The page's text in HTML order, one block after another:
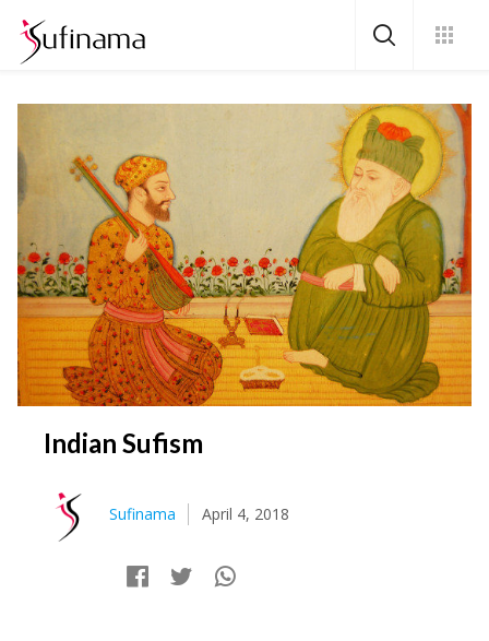
Indian Sufism
Sufinama April 4, 2018